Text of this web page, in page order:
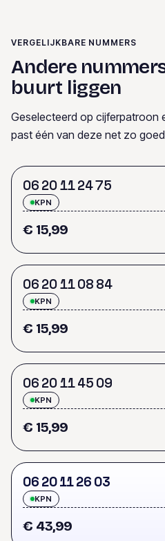
VERGELIJKBARE NUMMERS
Andere
buurt liggen
Geselecteerd op cijferpatroon
past één van deze net zo
06 20112475
KPN
€ 15,99
06 201108 84
KPN
€ 15,99
06 201145 09
KPN
€ 15,99
06 201126 03
KPN
€ 43,99